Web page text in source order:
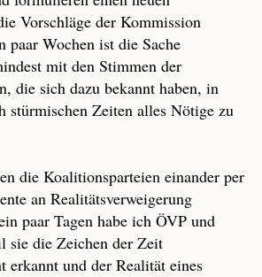
Vorschläge der Kommission
paar Wochen ist die Sache
mit den Stimmen der
die sich dazu bekannt haben, in
stürmischen Zeiten alles Nötige zu
die Koalitionsparteien einander per
an Realitätsverweigerung
paar Tagen habe ich ÖVP und
sie die Zeichen der Zeit
erkannt und der Realität eines